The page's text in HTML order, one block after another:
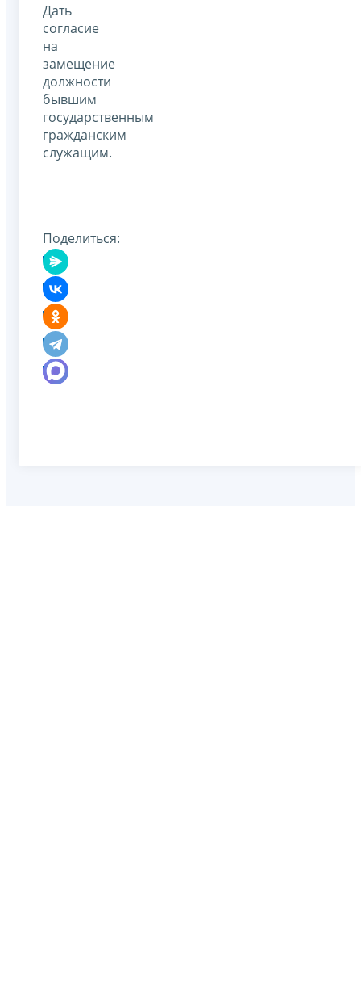
Дать
согласие
на
замещение
должности
бывшим
государственным
гражданским
служащим.
Поделиться: